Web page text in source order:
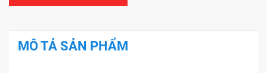
MÔ TẢ SẢN PHẨM